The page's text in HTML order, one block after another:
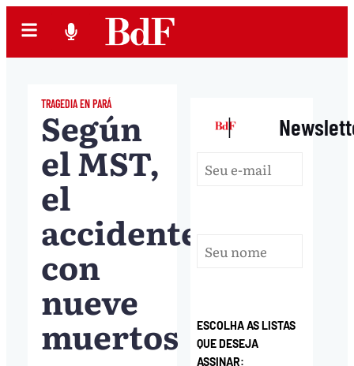
TRAGEDIA EN PARÁ
Según
el MST,
el
accidente
con
nueve
muertos
|
ESCOLHA AS LISTAS
QUE DESEJA
ASSINAR: